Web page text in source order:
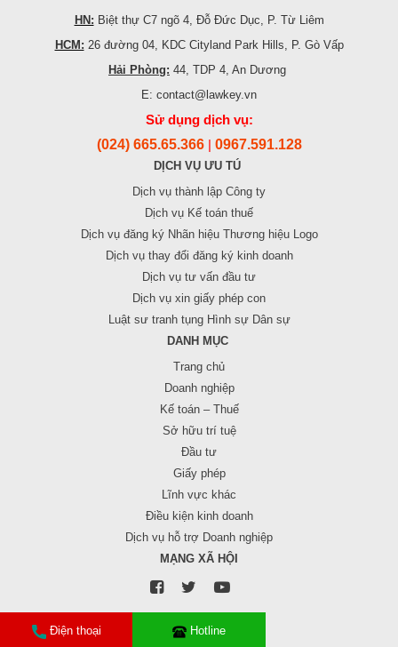
Điện thoại Hotline
HN: Biệt thự C7 ngõ 4, Đỗ Đức Dục, P. Từ Liêm
HCM: 26 đường 04, KDC Cityland Park Hills, P. Gò Vấp
Hải Phòng: 44, TDP 4, An Dương
E: contact@lawkey.vn
Sử dụng dịch vụ:
(024) 665.65.366 0967.591.128
DỊCH VỤ ƯU TÚ
Dịch vụ thành lập Công ty
Dịch vụ Kế toán thuế
Dịch vụ đăng ký Nhãn hiệu Thương hiệu Logo
Dịch vụ thay đổi đăng ký kinh doanh
Dịch vụ tư vấn đầu tư
Dịch vụ xin giấy phép con
Luật sư tranh tụng Hình sự Dân sự
DANH MỤC
Trang chủ
Doanh nghiệp
Kế toán – Thuế
Sở hữu trí tuệ
Đầu tư
Giấy phép
Lĩnh vực khác
Điều kiện kinh doanh
Dịch vụ hỗ trợ Doanh nghiệp
MẠNG XÃ HỘI